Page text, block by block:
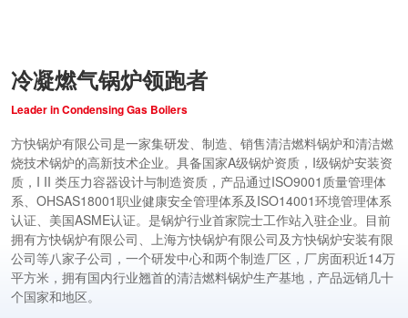
冷凝燃气锅炉领跑者
Leader in Condensing Gas Boilers
方快锅炉有限公司是一家集研发、制造、销售清洁燃料锅炉和清洁燃
烧技术锅炉的高新技术企业。具备国家A级锅炉资质，I级锅炉安装资
质，I II 类压力容器设计与制造资质，产品通过ISO9001质量管理体
系、OHSAS18001职业健康安全管理体系及ISO14001环境管理体系
认证、美国ASME认证。是锅炉行业首家院士工作站入驻企业。目前
拥有方快锅炉有限公司、上海方快锅炉有限公司及方快锅炉安装有限
公司等八家子公司，一个研发中心和两个制造厂区，厂房面积近14万
平方米，拥有国内行业翘首的清洁燃料锅炉生产基地，产品远销几十
个国家和地区。